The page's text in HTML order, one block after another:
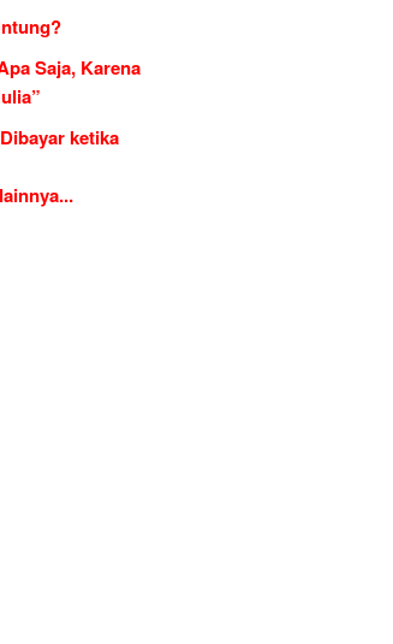
Saja, Karena
ketika